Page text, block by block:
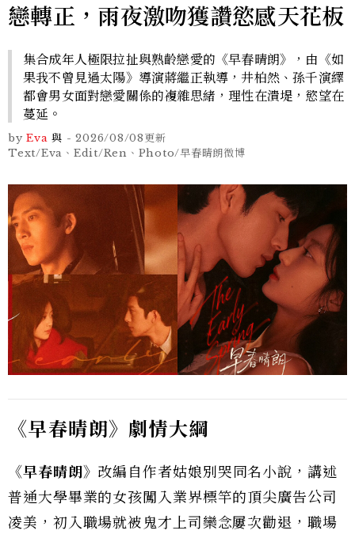
戀轉正，雨夜激吻獲讚慾感天花板
集合成年人極限拉扯與熟齡戀愛的《早春晴朗》，由《如
果我不曾見過太陽》導演蔣繼正執導，井柏然、孫千演繹
都會男女面對戀愛關係的複雜思緒，理性在潰堤，慾望在
蔓延。
by Eva 與 -2026/08/08更新
Text/Eva、Edit/Ren、Photo/早春晴朗微博
《早春晴朗》劇情大綱
《早春晴朗》 改編自作者姑娘別哭同名小說，講述
普通大學畢業的女孩闖入業界標竿的頂尖廣告公司
凌美，初入職場就被鬼才上司欒念屢次勸退，職場